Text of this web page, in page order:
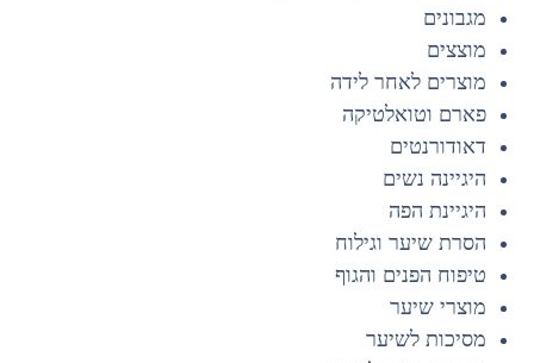
מגבונים
מוצצים
מוצרים לאחר לידה
פארם וטואלטיקה
דאודורנטים
היגיינה נשים
היגיינת הפה
הסרת שיער וגילוח
טיפוח הפנים והגוף
מוצרי שיער
מסיכות לשיער